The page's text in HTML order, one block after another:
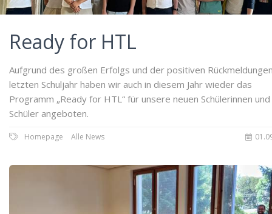
Ready for HTL
Aufgrund des großen Erfolgs und der positiven
letzten Schuljahr haben wir auch in diesem Jahr wieder das
Programm „Ready for HTL“ für unsere neuen Schülerinnen und
Schüler angeboten.
Homepage Alle News